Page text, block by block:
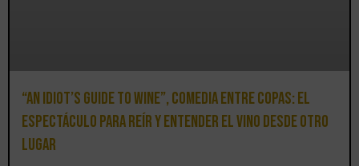
“An Idiot’s Guide to Wine”, comedia entre copas: el
espectáculo para reír y entender el vino desde otro
lugar